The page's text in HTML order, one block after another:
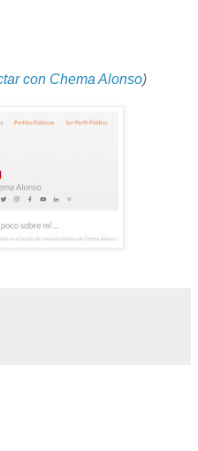
con Chema Alonso)